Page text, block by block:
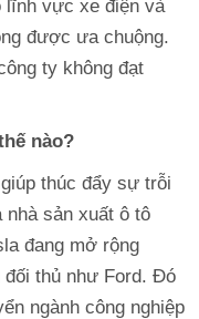
lĩnh vực xe điện và
được ưa chuộng.
ty không đạt
nào?
thúc đẩy sự trỗi
sản xuất ô tô
đang mở rộng
thủ như Ford. Đó
ngành công nghiệp